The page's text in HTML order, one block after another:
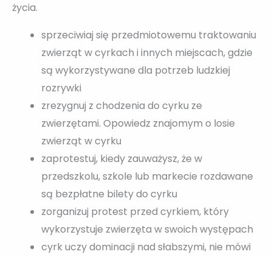
życia.
sprzeciwiaj się przedmiotowemu traktowaniu
zwierząt w cyrkach i innych miejscach, gdzie
są wykorzystywane dla potrzeb ludzkiej
rozrywki
zrezygnuj z chodzenia do cyrku ze
zwierzętami. Opowiedz znajomym o losie
zwierząt w cyrku
zaprotestuj, kiedy zauważysz, że w
przedszkolu, szkole lub markecie rozdawane
są bezpłatne bilety do cyrku
zorganizuj protest przed cyrkiem, który
wykorzystuje zwierzęta w swoich występach
cyrk uczy dominacji nad słabszymi, nie mówi